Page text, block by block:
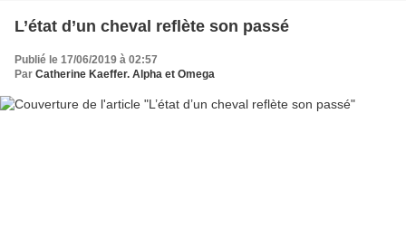
L’état d’un cheval reflète son passé
Publié le 17/06/2019 à 02:57
Par Catherine Kaeffer. Alpha et Omega